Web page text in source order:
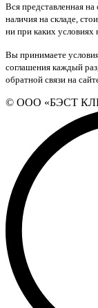
Вся представленная
наличия на складе,
ни при каких условиях
Вы принимаете
соглашения каждый
обратной связи на
© ООО «БЭСТ